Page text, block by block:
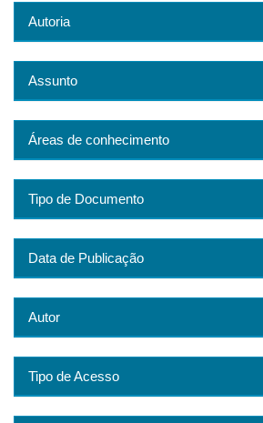
Autoria
Assunto
Áreas de conhecimento
Tipo de Documento
Data de Publicação
Autor
Tipo de Acesso